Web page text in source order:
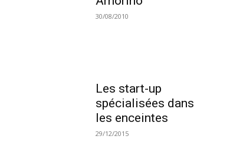
30/08/2010
Les start-up
spécialisées dans
les enceintes
29/12/2015